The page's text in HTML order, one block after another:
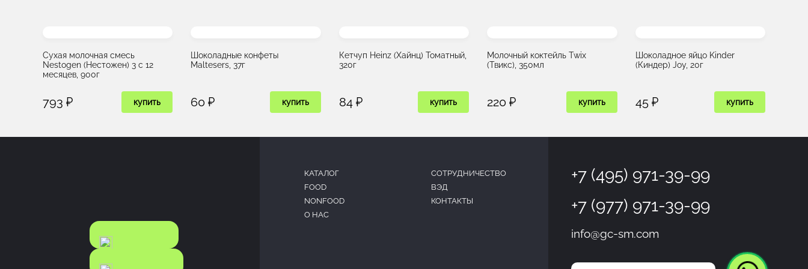
Сухая молочная смесь
Nestogen (Нестожен) 3 с 12
месяцев, 900г
793 ₽ купить
Шоколадные конфеты
Maltesers, 37г
60 ₽ купить
Кетчуп Heinz (Хайнц) Томатный,
320г
84 ₽ купить
Молочный коктейль Twix
(Твикс), 350мл
220 ₽ купить
Шоколадное яйцо Kinder
(Киндер) Joy, 20г
45 ₽ купить
КАТАЛОГ
CОТРУДНИЧЕСТВО
FOOD
ВЭД
NONFOOD
КОНТАКТЫ
О НАС
+7 (495) 971-39-99
+7 (977) 971-39-99
info@gc-sm.com